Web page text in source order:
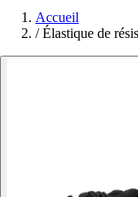
Accueil
/ Élastique de